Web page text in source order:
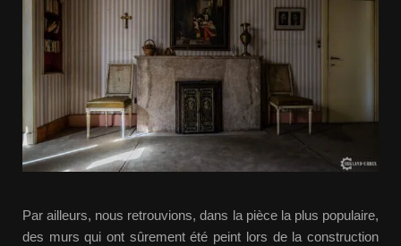
Par ailleurs, nous retrouvions, dans la pièce la plus populaire,
des murs qui ont sûrement été peint lors de la construction